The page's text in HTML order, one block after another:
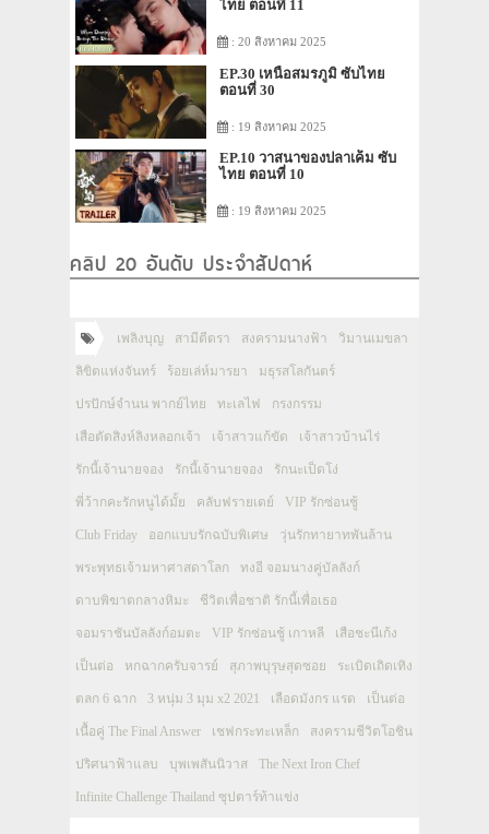
ไทย ตอนที่ 11
: 20 สิงหาคม 2025
EP.30 เหนือสมรภูมิ ซับไทย
ตอนที่ 30
: 19 สิงหาคม 2025
EP.10 วาสนาของปลาเค็ม ซับ
ไทย ตอนที่ 10
: 19 สิงหาคม 2025
คลิป 20 อันดับ ประจำสัปดาห์
เพลิงบุญ สามีตีตรา สงครามนางฟ้า วิมานเมขลา
ลิขิตแห่งจันทร์ ร้อยเล่ห์มารยา มธุรสโลกันตร์
ปรปักษ์จำนน พากย์ไทย ทะเลไฟ กรงกรรม
เสือตัดสิงห์ลิงหลอกเจ้า เจ้าสาวแก้ขัด เจ้าสาวบ้านไร่
รักนี้เจ้านายจอง รักนี้เจ้านายจอง รักนะเป็ดโง่
พี่ว้ากคะรักหนูได้มั้ย คลับฟรายเดย์ VIP รักซ่อนชู้
Club Friday ออกแบบรักฉบับพิเศษ วุ่นรักทายาทพันล้าน
พระพุทธเจ้ามหาศาสดาโลก ทงอี จอมนางคู่บัลลังก์
ดาบพิฆาตกลางหิมะ ชีวิตเพื่อชาติ รักนี้เพื่อเธอ
จอมราชันบัลลังก์อมตะ VIP รักซ่อนชู้ เกาหลี เสือชะนีเก้ง
เป็นต่อ หกฉากครับจารย์ สุภาพบุรุษสุดซอย ระเบิดเถิดเทิง
ตลก 6 ฉาก 3 หนุ่ม 3 มุม x2 2021 เลือดมังกร แรด เป็นต่อ
เนื้อคู่ The Final Answer เชฟกระทะเหล็ก สงครามชีวิตโอชิน
ปริศนาฟ้าแลบ บุพเพสันนิวาส The Next Iron Chef
Infinite Challenge Thailand ซุปตาร์ท้าแข่ง